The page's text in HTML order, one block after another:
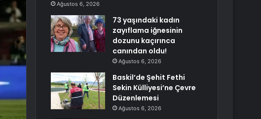
Ağustos 6, 2026
73 yaşındaki kadın
zayıflama iğnesinin
dozunu kaçırınca
canından oldu!
Ağustos 6, 2026
Baskil’de Şehit Fethi
Sekin Külliyesi’ne Çevre
Düzenlemesi
Ağustos 6, 2026